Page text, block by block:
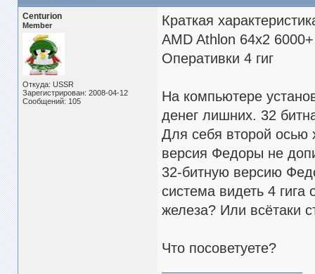
Centurion
Member
Откуда: USSR
Зарегистрирован: 2008-04-12
Сообщений: 105
Краткая
AMD Athlon 64x2 6000+
Оперативки 4 гиг
На компьютере
денег лишних. 32
Для себя второй осью
версия Федоры не
32-битную версию
система видеть 4 гига
железа? Или всётаки
Что посоветуете?